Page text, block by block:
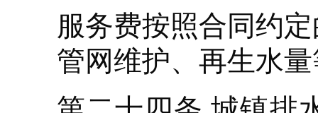
服务费按照合同约
管网维护、再生水